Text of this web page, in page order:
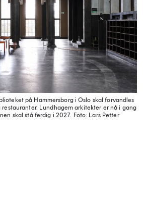
på Hammersborg i Oslo skal forvandles
Lundhagem arkitekter er nå i gang
skal stå ferdig i 2027. Foto: Lars Petter